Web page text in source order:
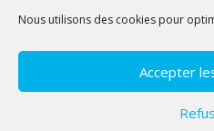
Nous utilisons des cookies pour
Accepter
Site créé et alimenté par le